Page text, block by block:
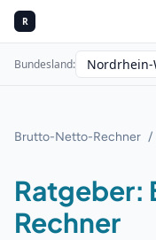
R
Bundesland:
Brutto-Netto-Rechner /
Rechner